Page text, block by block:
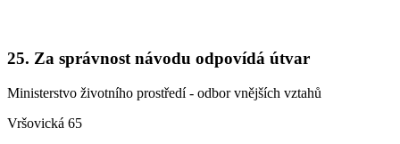
25. Za správnost návodu odpovídá útvar
Ministerstvo životního prostředí - odbor vnějších vztahů
Vršovická 65